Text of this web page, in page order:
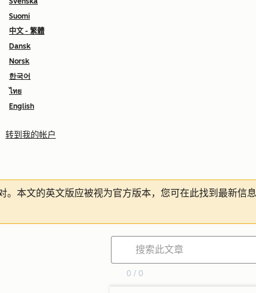
Suomi
中文 - 繁體
Dansk
Norsk
한국어
ไทย
English
转到我的帐户
。本文的英文版应被视为官方版本，您可在此找到最新信
0 / 0